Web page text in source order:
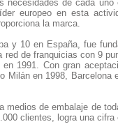
necesidades de cada
europeo en esta
la marca.
y 10 en España, fue
red de franquicias con 9
1991. Con gran
Milán en 1998, Barcelona
de embalaje de
clientes, logra una